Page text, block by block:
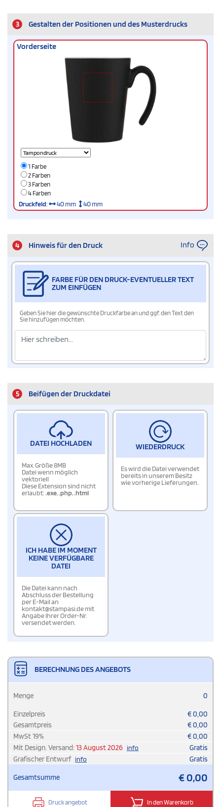
3 Gestalten der Positionen und des Musterdrucks
Vorderseite
1 Farbe
2 Farben
3 Farben
4 Farben
Druckfeld: 40 mm 40 mm
4 Hinweis für den Druck Info
FARBE FÜR DEN DRUCK-EVENTUELLER TEXT
ZUM EINFÜGEN
Geben Sie hier die gewünschte Druckfarbe an und ggf. den Text den
Sie hinzufügen möchten.
5 Beifügen der Druckdatei
DATEI HOCHLADEN
Max. Größe 8MB
Datei wenn möglich
vektoriell
Diese Extension sind nicht
erlaubt:.exe,.php,.html
WIEDERDRUCK
Es wird die Datei verwendet
bereits in unserem Besitz
wie vorherige Lieferungen.
ICH HABE IM MOMENT
KEINE VERFÜGBARE
DATEI
Die Datei kann nach
Abschluss der Bestellung
per E-Mail an
kontakt@stampasi.de mit
Angabe Ihrer Order-Nr.
versendet werden.
BERECHNUNG DES ANGEBOTS
Menge 0
Einzelpreis €0,00
Gesamtpreis
€0,00
MwSt19% €0,00
Mit Design. Versand: 13 August 2026 info
Gratis
Grafischer Entwurf info Gratis
Gesamtsumme €0,00
Druck angebot In den Warenkorb